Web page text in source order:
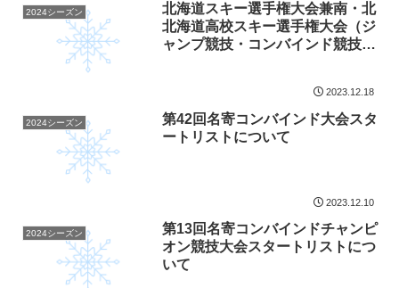
2024シーズン
北海道スキー選手権大会兼南・北
北海道高校スキー選手権大会（ジ
ャンプ競技・コンバインド競技）
2023.12.18
2024シーズン
第42回名寄コンバインド大会スタ
ートリストについて
2023.12.10
2024シーズン
第13回名寄コンバインドチャンピ
オン競技大会スタートリストにつ
いて